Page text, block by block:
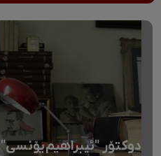
دوکتۆر "ئیبراهیم